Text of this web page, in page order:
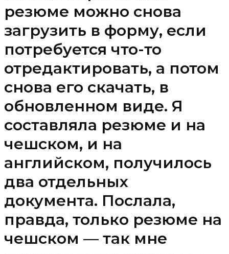
резюме можно снова
загрузить в форму, если
потребуется что-то
отредактировать, а потом
снова его скачать, в
обновленном виде. Я
составляла резюме и на
чешском, и на
английском, получилось
два отдельных
документа. Послала,
правда, только резюме на
чешском — так мне